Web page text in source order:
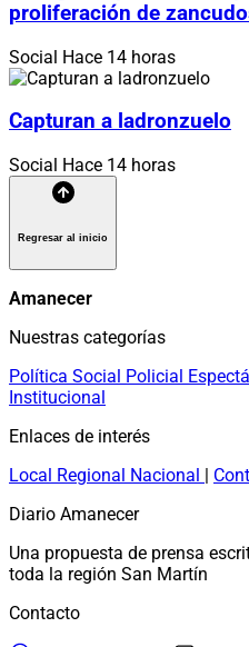
proliferación de
Social Hace 14 horas
Capturan a ladronzuelo
Social Hace 14 horas
Regresar al inicio
Amanecer
Nuestras categorías
Política Social Policial
Institucional
Enlaces de interés
Local Regional Nacional |
Diario Amanecer
Una propuesta de prensa
toda la región San Martín
Contacto